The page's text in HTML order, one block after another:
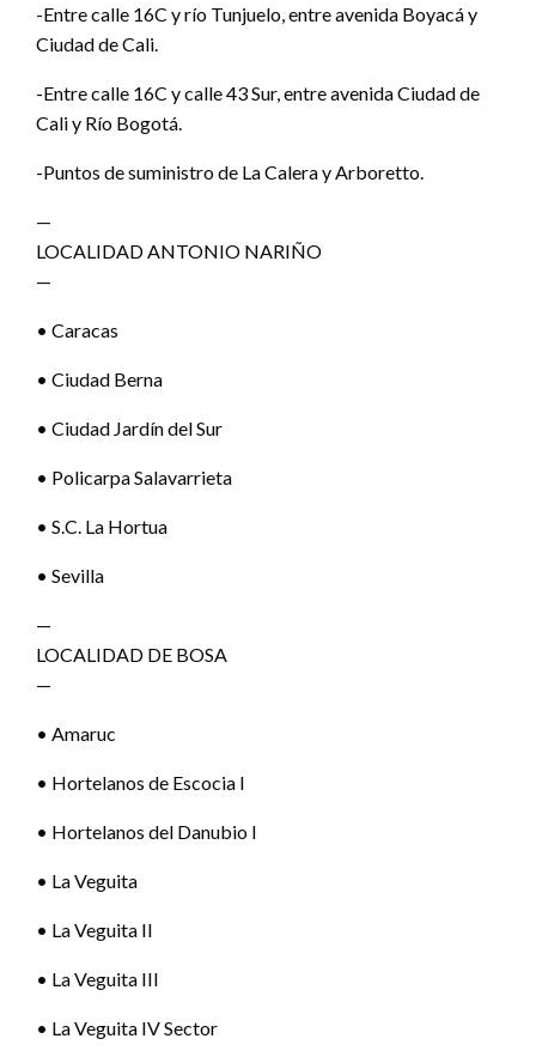
-Entre calle 16C y río Tunjuelo, entre avenida Boyacá y
Ciudad de Cali.
-Entre calle 16C y calle 43 Sur, entre avenida Ciudad de
Cali y Río Bogotá.
-Puntos de suministro de La Calera y Arboretto.
—
LOCALIDAD ANTONIO NARIÑO
—
• Caracas
• Ciudad Berna
• Ciudad Jardín del Sur
• Policarpa Salavarrieta
• S.C. La Hortua
• Sevilla
—
LOCALIDAD DE BOSA
—
• Amaruc
• Hortelanos de Escocia I
• Hortelanos del Danubio I
• La Veguita
• La Veguita II
• La Veguita III
• La Veguita IV Sector